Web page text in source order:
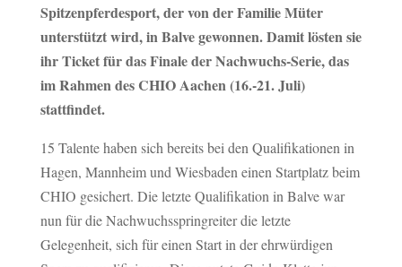
Spitzenpferdesport, der von der Familie Müter
unterstützt wird, in Balve gewonnen. Damit lösten sie
ihr Ticket für das Finale der Nachwuchs-Serie, das
im Rahmen des CHIO Aachen (16.-21. Juli)
stattfindet.
15 Talente haben sich bereits bei den Qualifikationen in
Hagen, Mannheim und Wiesbaden einen Startplatz beim
CHIO gesichert. Die letzte Qualifikation in Balve war
nun für die Nachwuchsspringreiter die letzte
Gelegenheit, sich für einen Start in der ehrwürdigen